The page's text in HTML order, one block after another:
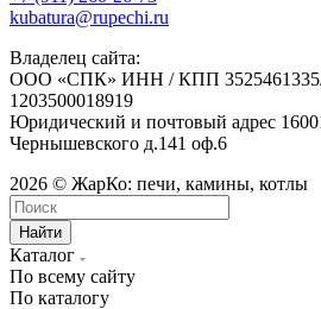
kubatura@rupechi.ru
Владелец сайта:
ООО «СПК» ИНН / КПП 3525461335/
1203500018919
Юридический и почтовый адрес
Чернышевского д.141 оф.6
2026 © ЖарКо: печи, камины, котлы
Найти
Каталог
По всему сайту
По каталогу